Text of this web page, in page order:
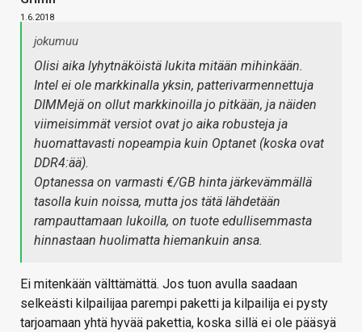
1.6.2018
jokumuu
Olisi aika lyhytnäköistä lukita mitään mihinkään.
Intel ei ole markkinalla yksin, patterivarmennettuja
DIMMejä on ollut markkinoilla jo pitkään, ja näiden
viimeisimmät versiot ovat jo aika robusteja ja
huomattavasti nopeampia kuin Optanet (koska ovat
DDR4:ää).
Optanessa on varmasti €/GB hinta järkevämmällä
tasolla kuin noissa, mutta jos tätä lähdetään
rampauttamaan lukoilla, on tuote edullisemmasta
hinnastaan huolimatta hiemankuin ansa.
Ei mitenkään välttämättä. Jos tuon avulla saadaan
selkeästi kilpailijaa parempi paketti ja kilpailija ei pysty
tarjoamaan yhtä hyvää pakettia, koska sillä ei ole pääsyä